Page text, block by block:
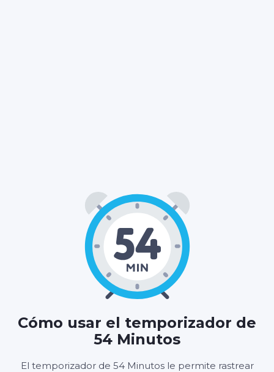
Cómo usar el temporizador de
54 Minutos
El temporizador de 54 Minutos le permite rastrear
54
MINUTOS
: 00
SEGUNDOS